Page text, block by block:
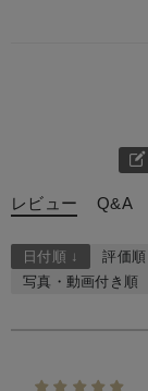
レビュー Q&A
日付順 ↓ 評価順
写真・動画付き順